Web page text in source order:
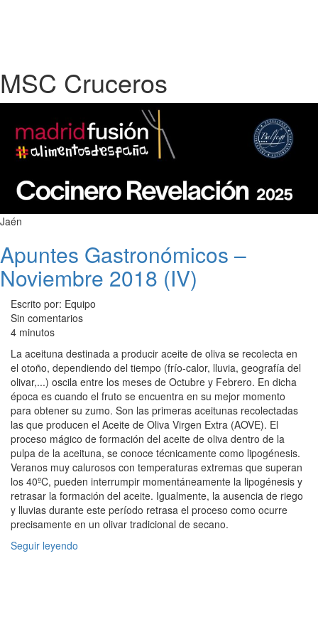
MSC Cruceros
Jaén
Apuntes Gastronómicos –
Noviembre 2018 (IV)
Escrito por: Equipo
Sin comentarios
4 minutos
La aceituna destinada a producir aceite de oliva se recolecta en
el otoño, dependiendo del tiempo (frío-calor, lluvia, geografía del
olivar,...) oscila entre los meses de Octubre y Febrero. En dicha
época es cuando el fruto se encuentra en su mejor momento
para obtener su zumo. Son las primeras aceitunas recolectadas
las que producen el Aceite de Oliva Virgen Extra (AOVE). El
proceso mágico de formación del aceite de oliva dentro de la
pulpa de la aceituna, se conoce técnicamente como lipogénesis.
Veranos muy calurosos con temperaturas extremas que superan
los 40ºC, pueden interrumpir momentáneamente la lipogénesis y
retrasar la formación del aceite. Igualmente, la ausencia de riego
y lluvias durante este período retrasa el proceso como ocurre
precisamente en un olivar tradicional de secano.
Seguir leyendo